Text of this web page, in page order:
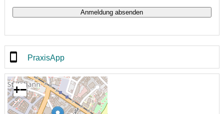
PraxisApp
+−